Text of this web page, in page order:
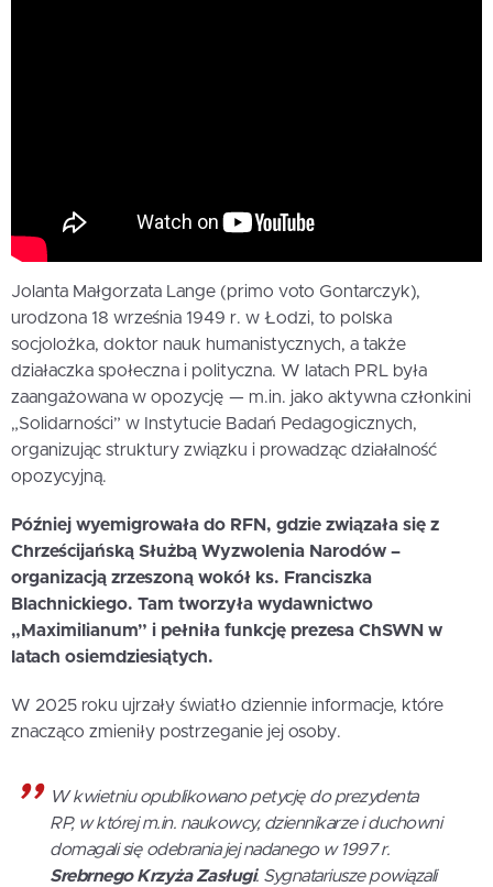
Jolanta Małgorzata Lange (primo voto Gontarczyk),
urodzona 18 września 1949 r. w Łodzi, to polska
socjolożka, doktor nauk humanistycznych, a także
działaczka społeczna i polityczna. W latach PRL była
zaangażowana w opozycję — m.in. jako aktywna członkini
„Solidarności” w Instytucie Badań Pedagogicznych,
organizując struktury związku i prowadząc działalność
opozycyjną.
Później wyemigrowała do RFN, gdzie związała się z
Chrześcijańską Służbą Wyzwolenia Narodów –
organizacją zrzeszoną wokół ks. Franciszka
Blachnickiego. Tam tworzyła wydawnictwo
„Maximilianum” i pełniła funkcję prezesa ChSWN w
latach osiemdziesiątych.
W 2025 roku ujrzały światło dziennie informacje, które
znacząco zmieniły postrzeganie jej osoby.
W kwietniu opublikowano petycję do prezydenta
RP, w której m.in. naukowcy, dziennikarze i duchowni
domagali się odebrania jej nadanego w 1997 r.
Srebrnego Krzyża Zasługi. Sygnatariusze powiązali